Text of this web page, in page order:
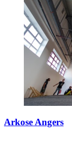
Arkose Angers